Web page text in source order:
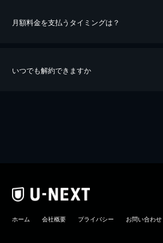
※40％ポイント還元の対象は、クレジットカード決済
月額料金を支払うタイミングは？
いつでも解約できますか
ホーム 会社概要 プライバシー お問い合わせ